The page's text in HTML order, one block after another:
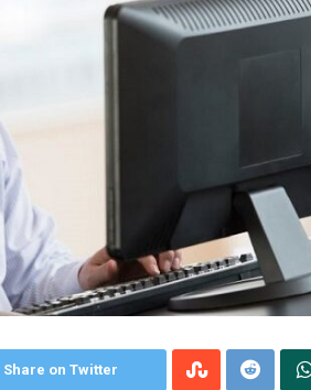
Share on Twitter